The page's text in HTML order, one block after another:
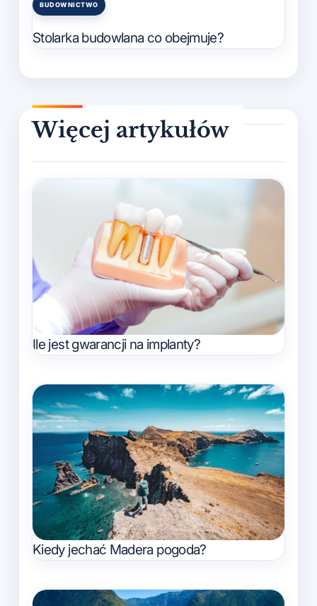
Posted
BUDOWNICTWO
Stolarka budowlana co obejmuje?
Ile jest gwarancji na implanty?
Kiedy jechać Madera pogoda?